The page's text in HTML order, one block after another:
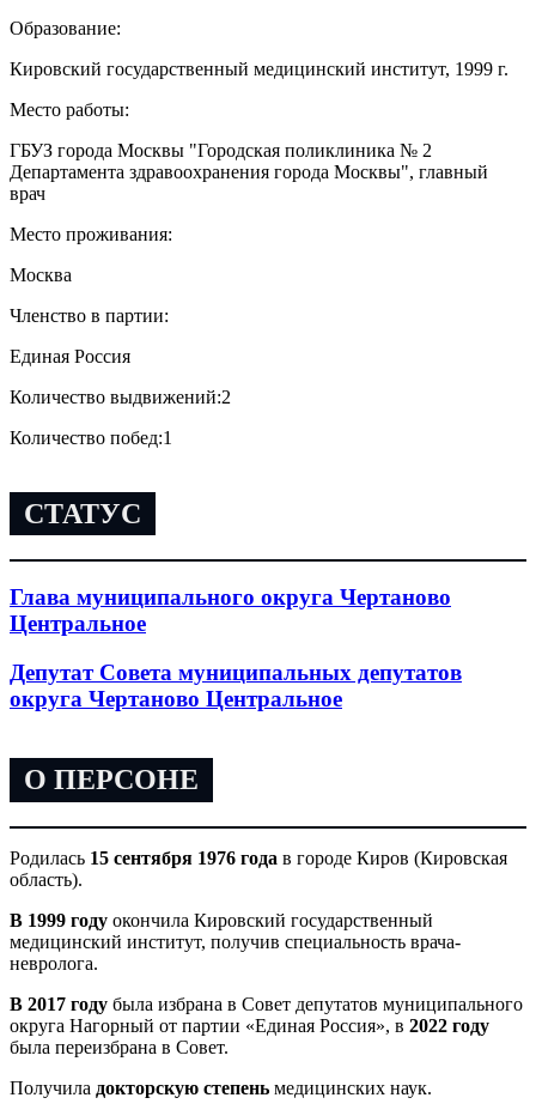
Образование:
Кировский государственный медицинский институт, 1999 г.
Место работы:
ГБУЗ города Москвы "Городская поликлиника № 2
Департамента здравоохранения города Москвы", главный
врач
Место проживания:
Москва
Членство в партии:
Единая Россия
Количество выдвижений:2
Количество побед:1
СТАТУС
Глава муниципального округа Чертаново
Центральное
Депутат Совета муниципальных депутатов
округа Чертаново Центральное
О ПЕРСОНЕ
Родилась 15 сентября 1976 года в городе Киров (Кировская
область).
В 1999 году окончила Кировский государственный
медицинский институт, получив специальность врача-
невролога.
В 2017 году была избрана в Совет депутатов муниципального
округа Нагорный от партии «Единая Россия», в 2022 году
была переизбрана в Совет.
Получила докторскую степень медицинских наук.